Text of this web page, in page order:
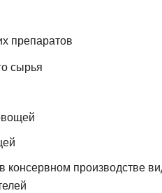
препаратов
сырья
производстве